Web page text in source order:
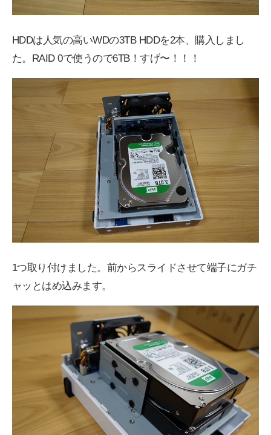
HDDは人気の高いWDの3TB HDDを2本、購入しまし
た。RAID 0で使うので6TB！すげ〜！！！
1つ取り付けました。前からスライドさせて端子にガチ
ャッとはめ込みます。